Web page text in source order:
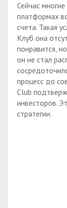
Сейчас многие
платформах
счета. Такая
Клуб она
понравится,
он не стал
процесс до
Club
инвесторов.
стратегии.